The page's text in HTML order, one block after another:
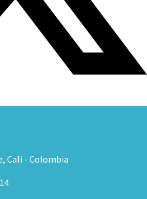
Cali - Colombia